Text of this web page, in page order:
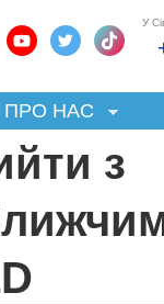
У
ПРО НАС
з